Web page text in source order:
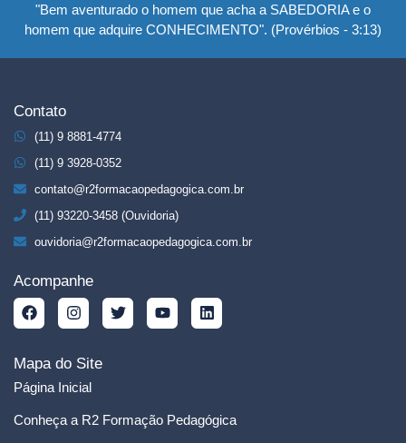
"Bem aventurado o homem que acha a SABEDORIA e o
homem que adquire CONHECIMENTO". (Provérbios - 3:13)
Contato
(11) 9 8881-4774
(11) 9 3928-0352
contato@r2formacaopedagogica.com.br
(11) 93220-3458 (Ouvidoria)
ouvidoria@r2formacaopedagogica.com.br
Acompanhe
Mapa do Site
Página Inicial
Conheça a R2 Formação Pedagógica